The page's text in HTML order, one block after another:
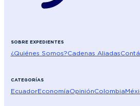
SOBRE EXPEDIENTES
¿Quiénes Somos?Cadenas Aliadas
CATEGORÍAS
EcuadorEconomíaOpiniónColombia